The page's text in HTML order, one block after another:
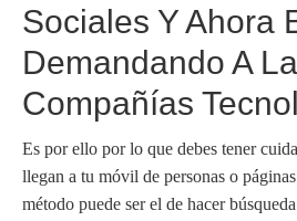
Sociales Y Ahora
Demandando A
Compañías
Es por ello por lo que debes tener
llegan a tu móvil de personas o
método puede ser el de hacer